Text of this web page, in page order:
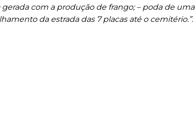
com a produção de frango; – poda de
da estrada das 7 placas até o cemitério.”.